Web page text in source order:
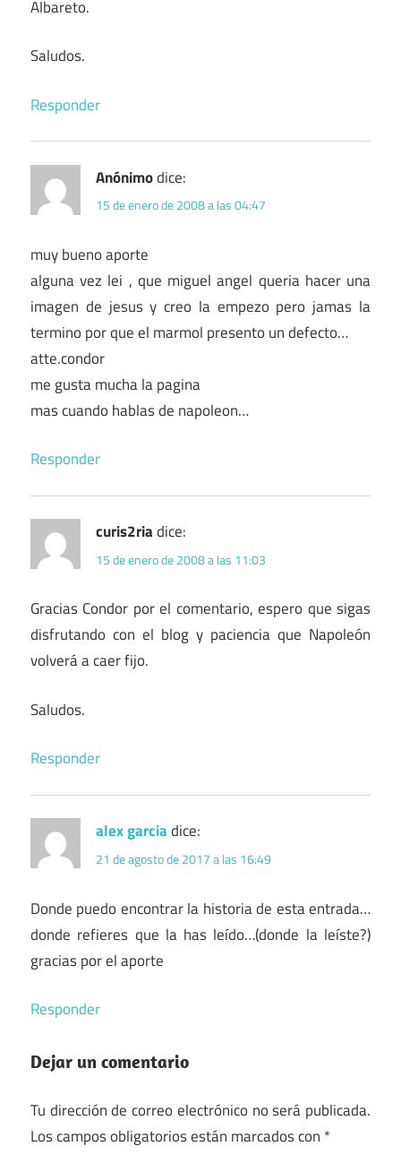
Albareto.
Saludos.
Responder
Anónimodice:
15 de enero de 2008 a las 04:47
muy bueno aporte
alguna vez lei , que miguel angel queria hacer una
imagen de jesus y creo la empezo pero jamas la
termino por que el marmol presento un defecto…
atte.condor
me gusta mucha la pagina
mas cuando hablas de napoleon…
Responder
curis2riadice:
15 de enero de 2008 a las 11:03
Gracias Condor por el comentario, espero que sigas
disfrutando con el blog y paciencia que Napoleón
volverá a caer fijo.
Saludos.
Responder
alex garciadice:
21 de agosto de 2017 a las 16:49
Donde puedo encontrar la historia de esta entrada…
donde refieres que la has leído…(donde la leíste?)
gracias por el aporte
Responder
Dejar un comentario
Tu dirección de correo electrónico no será publicada.
Los campos obligatorios están marcados con *